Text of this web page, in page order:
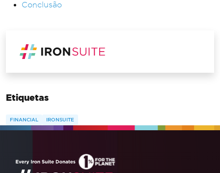
Conclusão
Etiquetas
FINANCIAL IRONSUITE